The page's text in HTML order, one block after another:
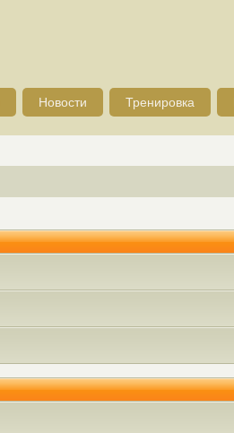
Новости Тренировка